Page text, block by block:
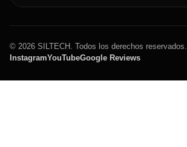
© 2026 SILTECH. Todos los derechos reservados.
InstagramYouTubeGoogle Reviews